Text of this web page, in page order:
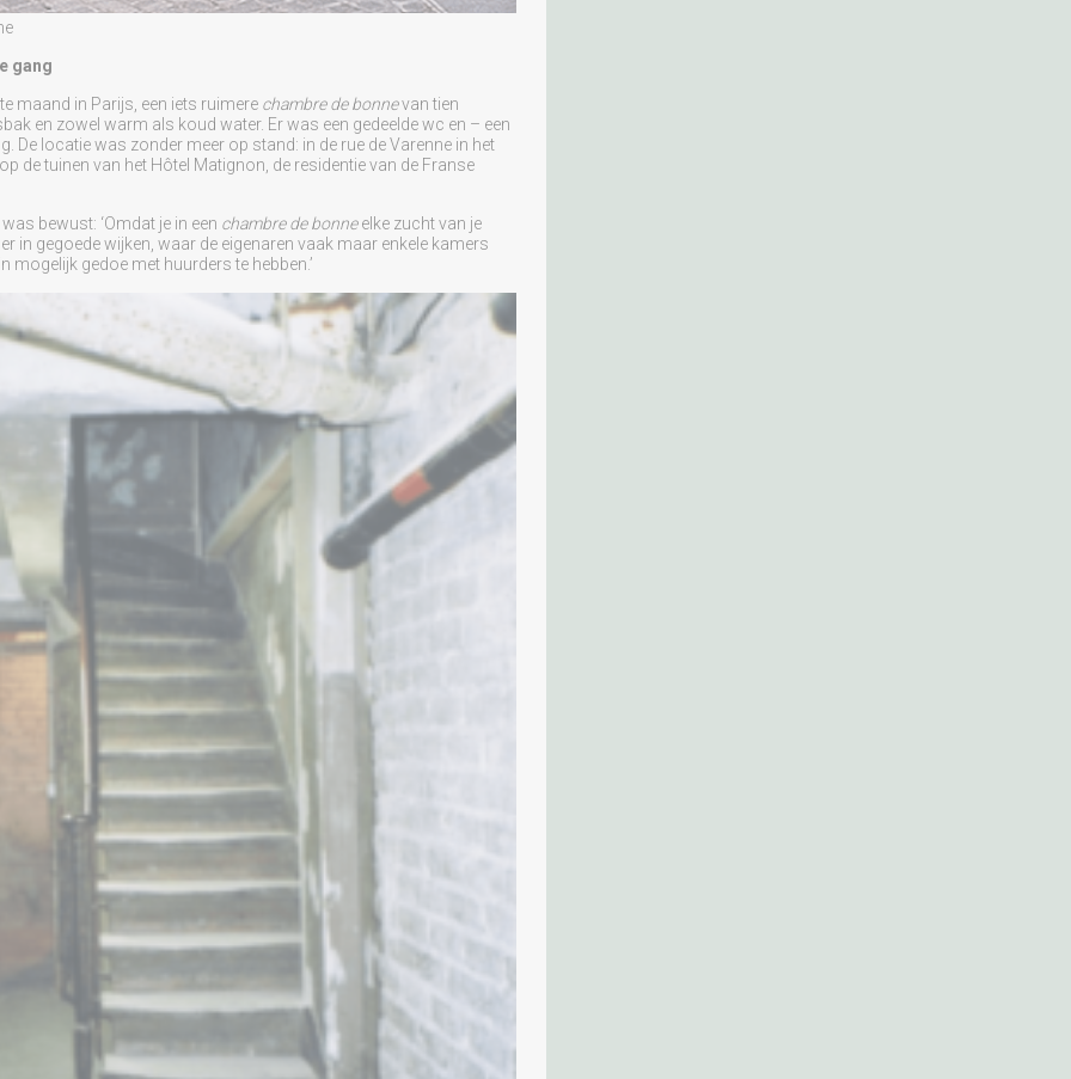
gang
maand in Parijs, een iets ruimere chambre de bonnevan tien
en zowel warm als koud water. Er was een gedeelde wc en – een
De locatie was zonder meer op stand: in de rue de Varenne in het
de tuinen van het Hôtel Matignon, de residentie van de Franse
bewust: ‘Omdat je in een chambre de bonneelke zucht van je
in gegoede wijken, waar de eigenaren vaak maar enkele kamers
gedoe met huurders te hebben.’